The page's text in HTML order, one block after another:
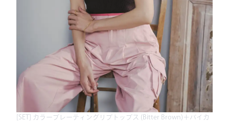
[SET] カラープレーティングリブトップス (Bitter Brown)＋バイカ